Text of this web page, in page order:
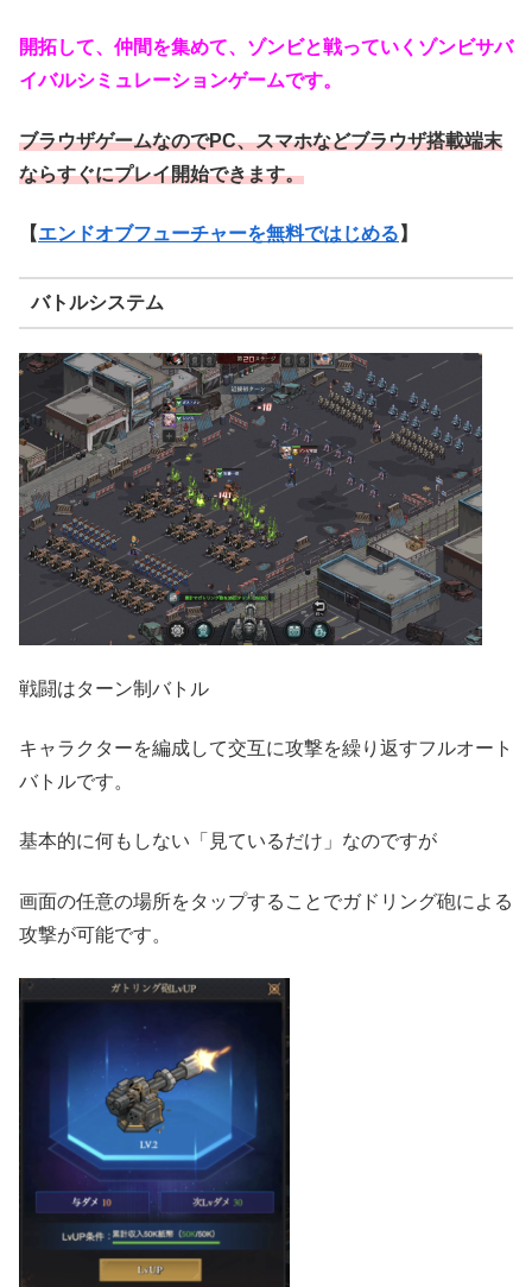
開拓して、仲間を集めて、ゾンビと戦っていくゾンビサバ
イバルシミュレーションゲームです。
ブラウザゲームなのでPC、スマホなどブラウザ搭載端末
ならすぐにプレイ開始できます。
【エンドオブフューチャーを無料ではじめる 】
バトルシステム
戦闘はターン制バトル
キャラクターを編成して交互に攻撃を繰り返すフルオート
バトルです。
基本的に何もしない「見ているだけ」なのですが
画面の任意の場所をタップすることでガドリング砲による
攻撃が可能です。